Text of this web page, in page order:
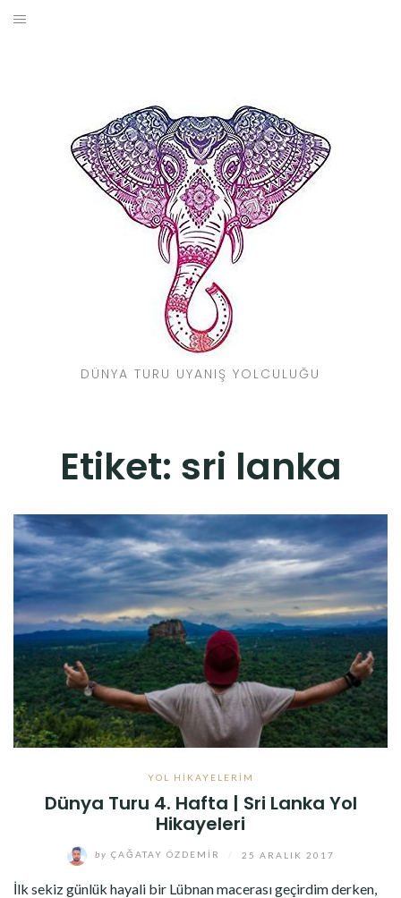
Skip
DÜNYA TURU UYANIŞ YOLCULUĞU
Etiket: sri lanka
YOL HIKAYELERIM
Dünya Turu 4. Hafta | Sri Lanka Yol
Hikayeleri
by ÇAĞATAY ÖZDEMIR 25 ARALIK 2017
İlk sekiz günlük hayali bir Lübnan macerası geçirdim derken,
SEYAHAT REHBERI